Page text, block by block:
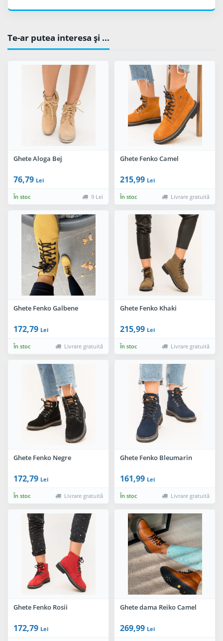
Te-ar putea interesa şi ...
Ghete Aloga Bej
76,79 Lei
În stoc 9 Lei
Ghete Fenko Camel
215,99 Lei
În stoc Livrare gratuită
Ghete Fenko Galbene
172,79 Lei
În stoc Livrare gratuită
Ghete Fenko Khaki
215,99 Lei
În stoc Livrare gratuită
Ghete Fenko Negre
172,79 Lei
În stoc Livrare gratuită
Ghete Fenko Bleumarin
161,99 Lei
În stoc Livrare gratuită
Ghete Fenko Rosii
172,79 Lei
Ghete dama Reiko Camel
269,99 Lei